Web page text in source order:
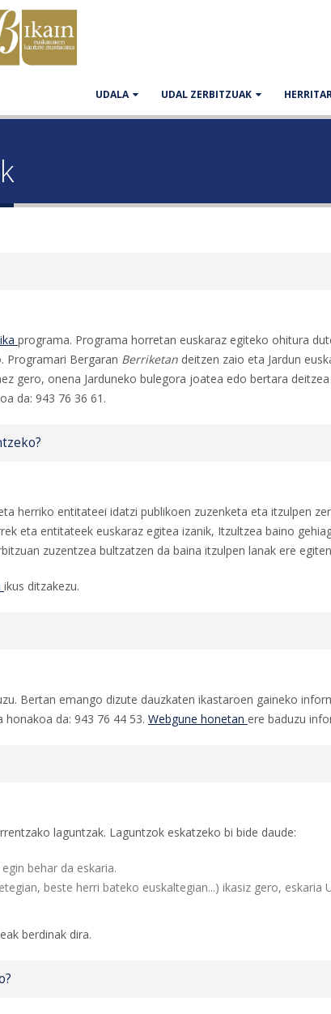
UDALA UDAL ZERBITZUAK
programa. Programa horretan euskaraz egiteko ohitura
Programari Bergaran Berriketan deitzen zaio eta Jardun
gero, onena Jarduneko bulegora joatea edo bertara deitzea
da: 943 76 36 61.
herriko entitateei idatzi publikoen zuzenketa eta itzulpen
eta entitateek euskaraz egitea izanik, Itzultzea baino
zuzentzea bultzatzen da baina itzulpen lanak ere
ikus ditzakezu.
Bertan emango dizute dauzkaten ikastaroen gaineko
da: 943 76 44 53. Webgune honetan ere baduzu
laguntzak. Laguntzok eskatzeko bi bide daude:
behar da eskaria.
beste herri bateko euskaltegian...) ikasiz gero, eskaria
berdinak dira.